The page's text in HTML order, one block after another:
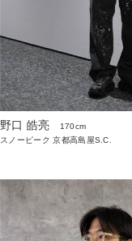
野口 皓亮
170cm
スノーピーク 京都高島屋S.C.